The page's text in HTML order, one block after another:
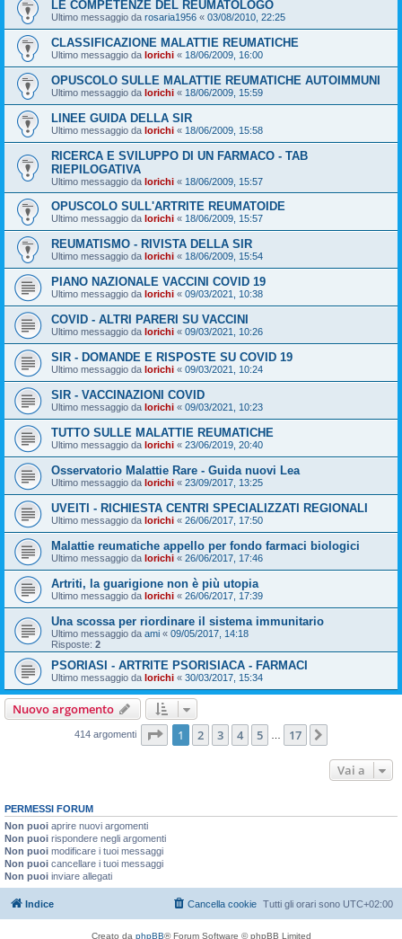
LE COMPETENZE DEL REUMATOLOGO
Ultimo messaggio da rosaria1956 « 03/08/2010, 22:25
CLASSIFICAZIONE MALATTIE REUMATICHE
Ultimo messaggio da lorichi « 18/06/2009, 16:00
OPUSCOLO SULLE MALATTIE REUMATICHE AUTOIMMUNI
Ultimo messaggio da lorichi « 18/06/2009, 15:59
LINEE GUIDA DELLA SIR
Ultimo messaggio da lorichi « 18/06/2009, 15:58
RICERCA E SVILUPPO DI UN FARMACO - TAB
RIEPILOGATIVA
Ultimo messaggio da lorichi « 18/06/2009, 15:57
OPUSCOLO SULL'ARTRITE REUMATOIDE
Ultimo messaggio da lorichi « 18/06/2009, 15:57
REUMATISMO - RIVISTA DELLA SIR
Ultimo messaggio da lorichi « 18/06/2009, 15:54
PIANO NAZIONALE VACCINI COVID 19
Ultimo messaggio da lorichi « 09/03/2021, 10:38
COVID - ALTRI PARERI SU VACCINI
Ultimo messaggio da lorichi « 09/03/2021, 10:26
SIR - DOMANDE E RISPOSTE SU COVID 19
Ultimo messaggio da lorichi « 09/03/2021, 10:24
SIR - VACCINAZIONI COVID
Ultimo messaggio da lorichi « 09/03/2021, 10:23
TUTTO SULLE MALATTIE REUMATICHE
Ultimo messaggio da lorichi « 23/06/2019, 20:40
Osservatorio Malattie Rare - Guida nuovi Lea
Ultimo messaggio da lorichi « 23/09/2017, 13:25
UVEITI - RICHIESTA CENTRI SPECIALIZZATI REGIONALI
Ultimo messaggio da lorichi « 26/06/2017, 17:50
Malattie reumatiche appello per fondo farmaci biologici
Ultimo messaggio da lorichi « 26/06/2017, 17:46
Artriti, la guarigione non è più utopia
Ultimo messaggio da lorichi « 26/06/2017, 17:39
Una scossa per riordinare il sistema immunitario
Ultimo messaggio da ami « 09/05/2017, 14:18
Risposte: 2
PSORIASI - ARTRITE PSORISIACA - FARMACI
Ultimo messaggio da lorichi « 30/03/2017, 15:34
Nuovo argomento
414 argomenti Pagina di 17
1 2 3 4 5 17
Vai a
PERMESSI FORUM
Non puoi aprire nuovi argomenti
Non puoi rispondere negli argomenti
Non puoi modificare i tuoi messaggi
Non puoi cancellare i tuoi messaggi
Non puoi inviare allegati
Indice Tutti gli orari sono UTC+02:00
Cancella cookie
Creato da phpBB® Forum Software © phpBB Limited